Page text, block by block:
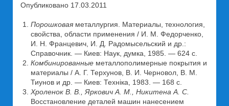
Опубликовано 17.03.2011
Порошковая металлургия. Материалы, технология,
свойства, области применения / И. М. Федорченко,
И. Н. Францевич, И. Д. Радомысельский и др.:
Справочник. — Киев: Наук, думка, 1985. — 624 с.
Комбинированные металлополимерные покрытия и
материалы / А. Г. Терхунов, В. И. Черновол, В. М.
Тиунов и др. — Киев: Техніка, 1983. — 168 с.
Хроленок В. В., Яркович А. М., Никитена А. С.
Восстановление деталей машин нанесением